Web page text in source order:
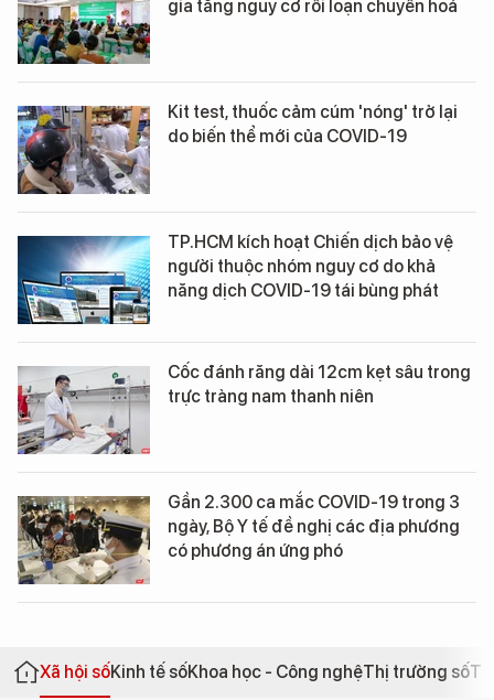
gia tăng nguy cơ rối loạn chuyển hoá
Kit test, thuốc cảm cúm 'nóng' trở lại
do biến thể mới của COVID-19
TP.HCM kích hoạt Chiến dịch bảo vệ
người thuộc nhóm nguy cơ do khả
năng dịch COVID-19 tái bùng phát
Cốc đánh răng dài 12cm kẹt sâu trong
trực tràng nam thanh niên
Gần 2.300 ca mắc COVID-19 trong 3
ngày, Bộ Y tế đề nghị các địa phương
có phương án ứng phó
Xã hội sốKinh tế sốKhoa học - Công nghệThị trường số